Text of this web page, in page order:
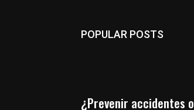
POPULAR POSTS
¿Prevenir accidentes o